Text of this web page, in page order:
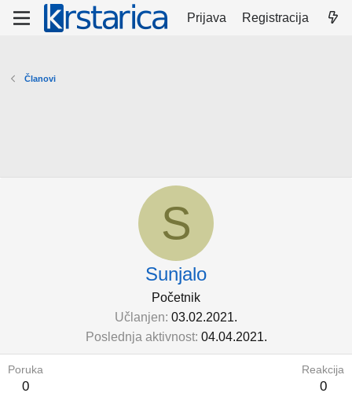
Prijava Registracija
Članovi
S
Sunjalo
Početnik
Učlanjen 03.02.2021.
Poslednja aktivnost 04.04.2021.
Poruka
0
Reakcija
0